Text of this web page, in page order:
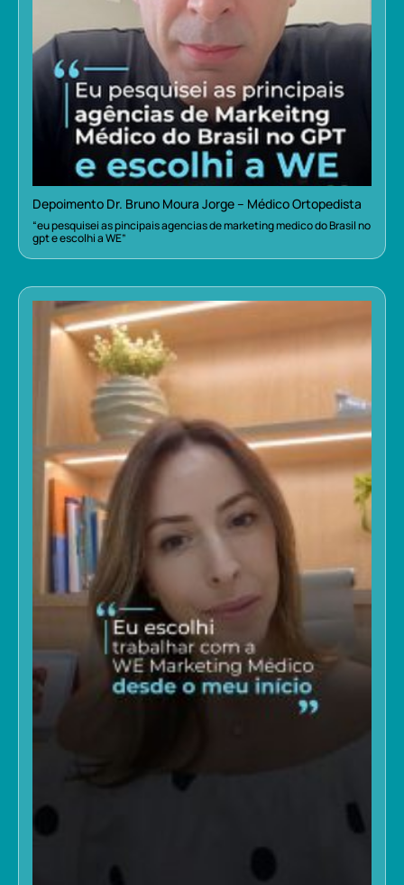
Depoimento Dr. Bruno Moura Jorge – Médico Ortopedista
“eu pesquisei as pincipais agencias de marketing medico do Brasil no
gpt e escolhi a WE”